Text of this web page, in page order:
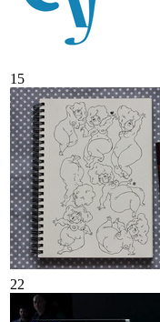
15
22